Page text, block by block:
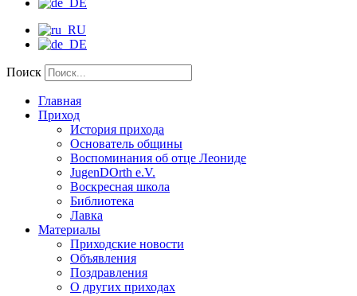
Поиск
Главная
Приход
История прихода
Основатель общины
Воспоминания об отце Леониде
JugenDOrth e.V.
Воскресная школа
Библиотека
Лавка
Материалы
Приходские новости
Объявления
Поздравления
О других приходах